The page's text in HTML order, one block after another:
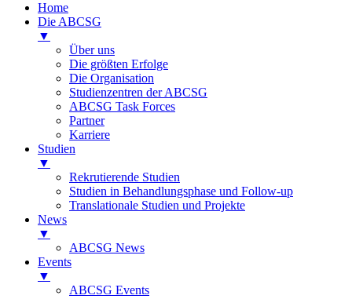
Home
Die ABCSG
▼
Über uns
Die größten Erfolge
Die Organisation
Studienzentren der ABCSG
ABCSG Task Forces
Partner
Karriere
Studien
▼
Rekrutierende Studien
Studien in Behandlungsphase und Follow-up
Translationale Studien und Projekte
News
▼
ABCSG News
Events
▼
ABCSG Events